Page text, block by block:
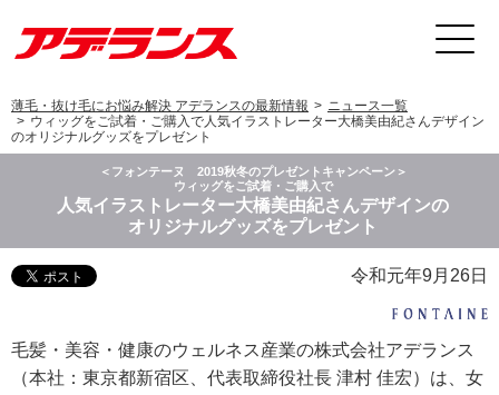
薄毛・抜け毛にお悩み解決 アデランスの最新情報
ニュース一覧
ウィッグをご試着・ご購入で人気イラストレーター大橋美由紀さんデザイン
のオリジナルグッズをプレゼント
＜フォンテーヌ 2019秋冬のプレゼントキャンペーン＞
ウィッグをご試着・ご購入で
人気イラストレーター大橋美由紀さんデザインの
オリジナルグッズをプレゼント
令和元年9月26日
毛髪・美容・健康のウェルネス産業の株式会社アデランス
（本社：東京都新宿区、代表取締役社長 津村 佳宏）は、女